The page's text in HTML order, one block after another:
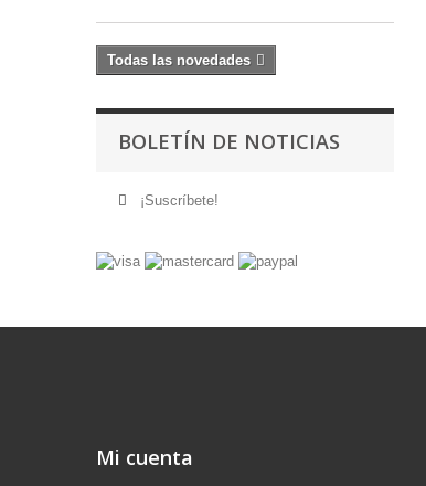
Todas las novedades
BOLETÍN DE NOTICIAS
¡Suscríbete!
Mi cuenta